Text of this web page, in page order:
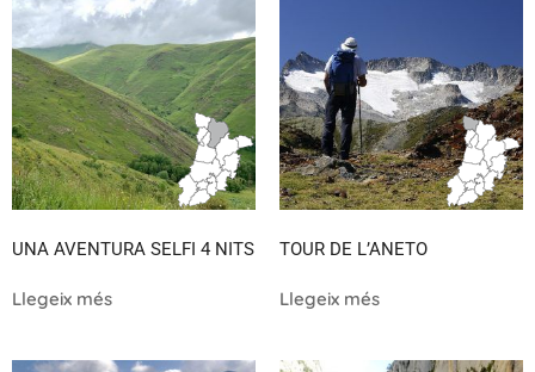
UNA AVENTURA SELFI 4 NITS
Llegeix més
TOUR DE L’ANETO
Llegeix més